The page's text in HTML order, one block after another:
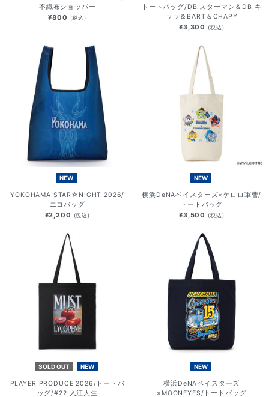
不織布ショッパー
¥800 (税込)
トートバッグ/DB.スターマン＆DB.キ
ララ＆BART＆CHAPY
¥3,300 (税込)
NEW
YOKOHAMA STAR☆NIGHT 2026/
エコバッグ
¥2,200 (税込)
NEW
横浜DeNAベイスターズ×ケロロ軍曹/
トートバッグ
¥3,500 (税込)
SOLD OUT NEW
PLAYER PRODUCE 2026/トートバ
ッグ/#22:入江大生
NEW
横浜DeNAベイスターズ
×MOONEYES/トートバッグ